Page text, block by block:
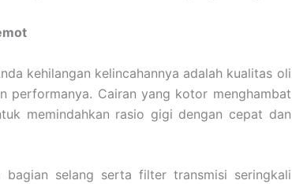
kehilangan kelincahannya adalah kualitas oli
performanya. Cairan yang kotor menghambat
memindahkan rasio gigi dengan cepat dan
bagian selang serta filter transmisi seringkali